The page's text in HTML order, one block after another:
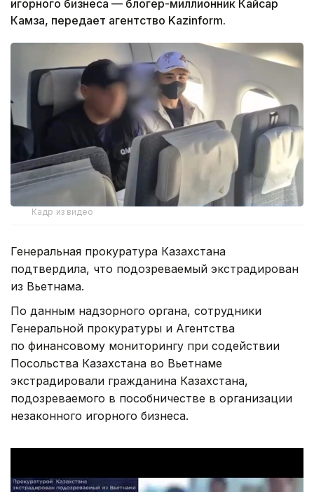
игорного бизнеса — блогер-миллионник Кайсар
Камза, передает агентство Kazinform.
Кадр из видео
Генеральная прокуратура Казахстана
подтвердила, что подозреваемый экстрадирован
из Вьетнама.
По данным надзорного органа, сотрудники
Генеральной прокуратуры и Агентства
по финансовому мониторингу при содействии
Посольства Казахстана во Вьетнаме
экстрадировали гражданина Казахстана,
подозреваемого в пособничестве в организации
незаконного игорного бизнеса.